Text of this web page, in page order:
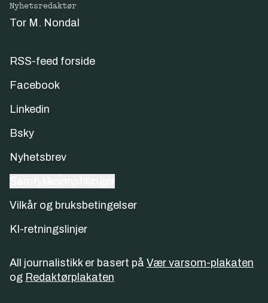
Nyhetsredaktør
Tor M. Nondal
RSS-feed forside
Facebook
Linkedin
Bsky
Nyhetsbrev
Vilkår og bruksbetingelser
KI-retningslinjer
All journalistikk er basert på Vær varsom-plakaten
og Redaktørplakaten